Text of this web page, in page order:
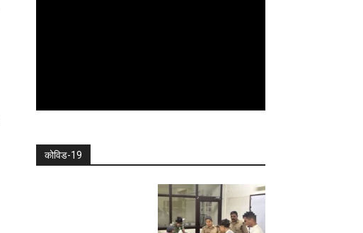
कोविड-19